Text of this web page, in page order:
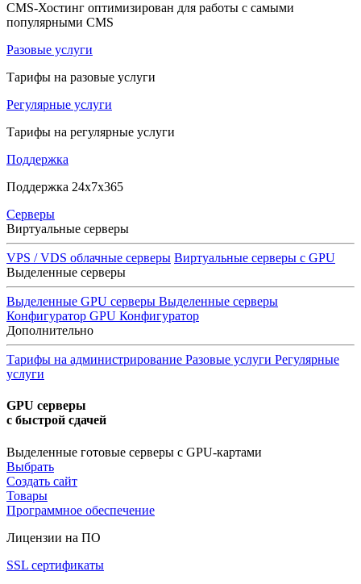
CMS-Хостинг оптимизирован для работы с самыми
популярными CMS
Разовые услуги
Тарифы на разовые услуги
Регулярные услуги
Тарифы на регулярные услуги
Поддержка
Поддержка 24x7x365
Серверы
Виртуальные серверы
VPS / VDS облачные серверы Виртуальные серверы с GPU
Выделенные серверы
Выделенные GPU серверы Выделенные серверы
Конфигуратор GPU Конфигуратор
Дополнительно
Тарифы на администрирование Разовые услуги Регулярные
услуги
GPU серверы
с быстрой сдачей
Выделенные готовые серверы с GPU-картами
Выбрать
Создать сайт
Товары
Программное обеспечение
Лицензии на ПО
SSL сертификаты